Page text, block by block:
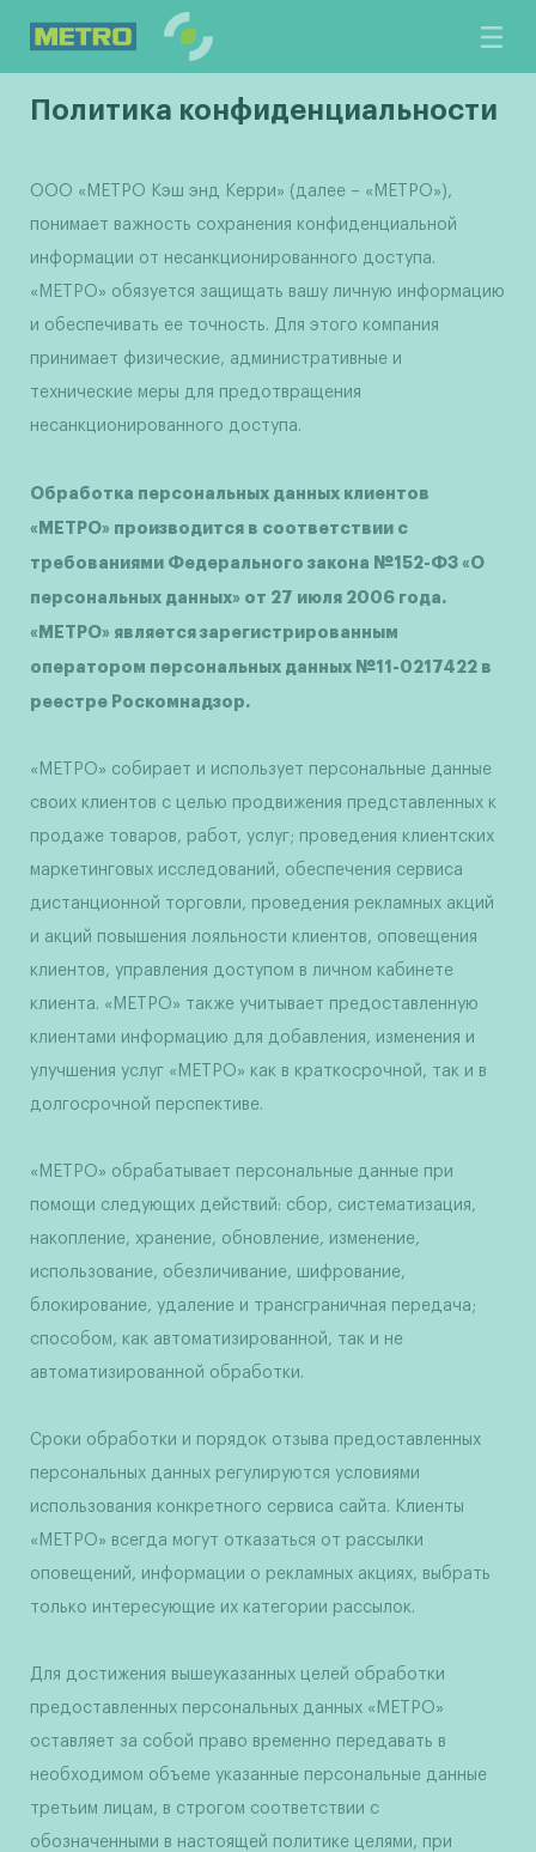
Политика конфиденциальности
ООО «МЕТРО Кэш энд Керри» (далее – «МЕТРО»),
понимает важность сохранения конфиденциальной
информации от несанкционированного доступа.
«МЕТРО» обязуется защищать вашу личную информацию
и обеспечивать ее точность. Для этого компания
принимает физические, административные и
технические меры для предотвращения
несанкционированного доступа.
Обработка персональных данных клиентов
«МЕТРО» производится в соответствии с
требованиями Федерального закона №152-ФЗ «О
персональных данных» от 27 июля 2006 года.
«МЕТРО» является зарегистрированным
оператором персональных данных №11-0217422 в
реестре Роскомнадзор.
«МЕТРО» собирает и использует персональные данные
своих клиентов с целью продвижения представленных к
продаже товаров, работ, услуг; проведения клиентских
маркетинговых исследований, обеспечения сервиса
дистанционной торговли, проведения рекламных акций
и акций повышения лояльности клиентов, оповещения
клиентов, управления доступом в личном кабинете
клиента. «МЕТРО» также учитывает предоставленную
клиентами информацию для добавления, изменения и
улучшения услуг «МЕТРО» как в краткосрочной, так и в
долгосрочной перспективе.
«МЕТРО» обрабатывает персональные данные при
помощи следующих действий: сбор, систематизация,
накопление, хранение, обновление, изменение,
использование, обезличивание, шифрование,
блокирование, удаление и трансграничная передача;
способом, как автоматизированной, так и не
автоматизированной обработки.
Сроки обработки и порядок отзыва предоставленных
персональных данных регулируются условиями
использования конкретного сервиса сайта. Клиенты
«МЕТРО» всегда могут отказаться от рассылки
оповещений, информации о рекламных акциях, выбрать
только интересующие их категории рассылок.
Для достижения вышеуказанных целей обработки
предоставленных персональных данных «МЕТРО»
оставляет за собой право временно передавать в
необходимом объеме указанные персональные данные
третьим лицам, в строгом соответствии с
обозначенными в настоящей политике целями, при